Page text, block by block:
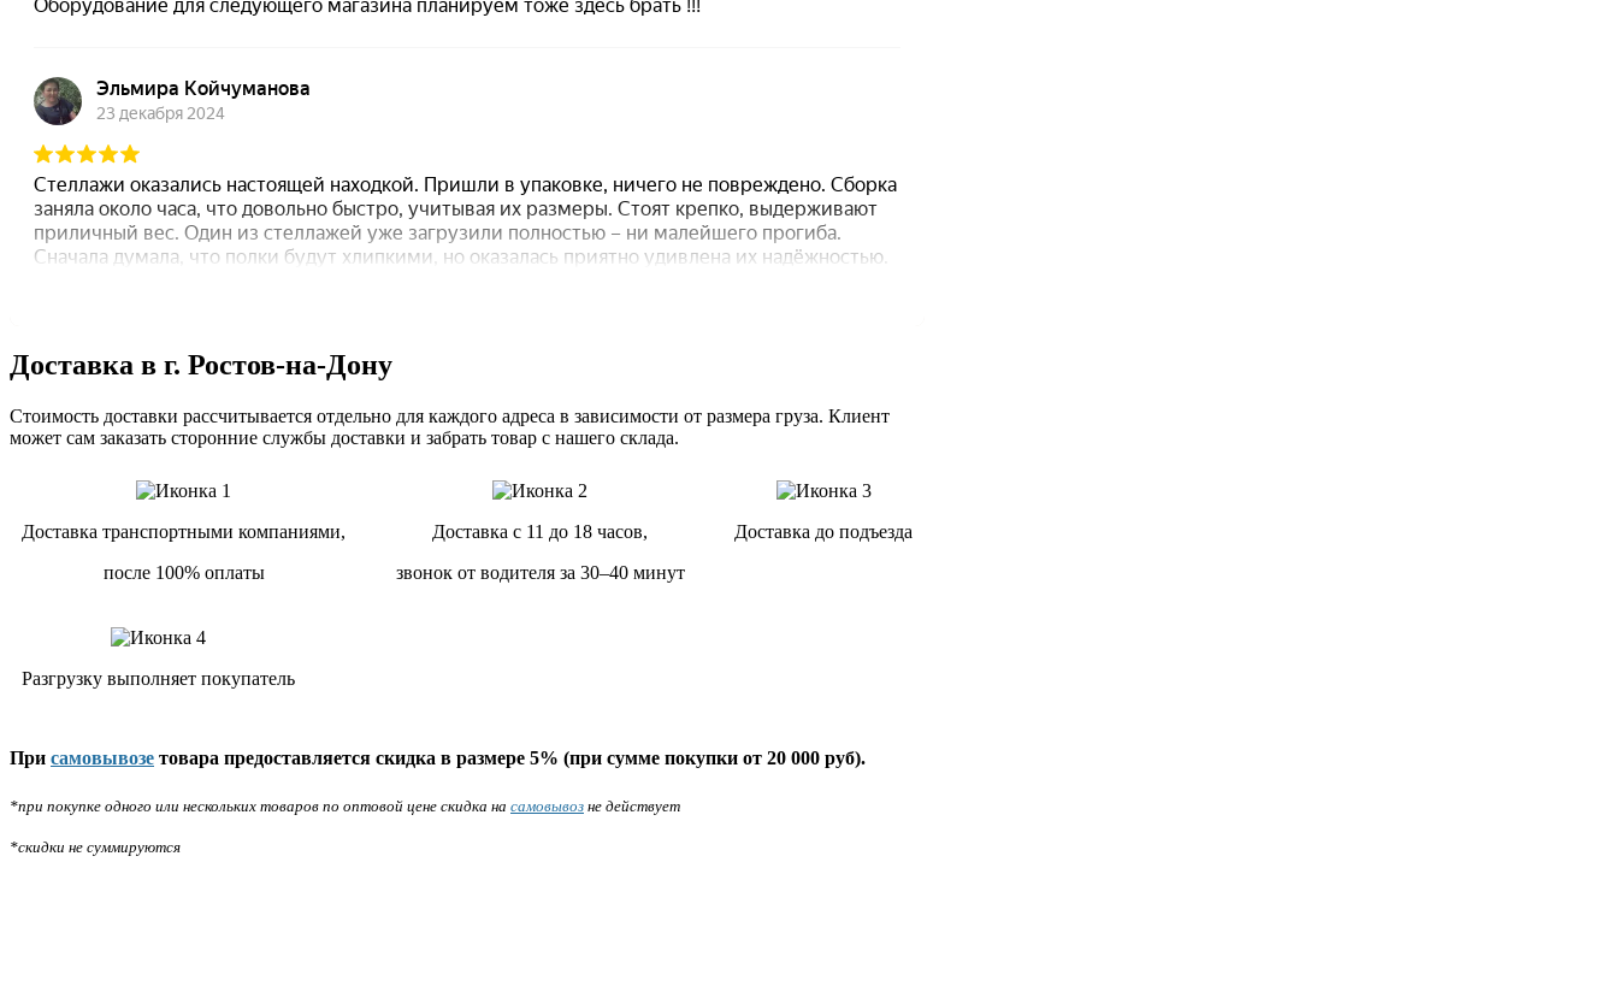
Доставка в г. Ростов-на-Дону
Стоимость доставки рассчитывается отдельно для каждого адреса в зависимости от размера груза. Клиент
может сам заказать сторонние службы доставки и забрать товар с нашего склада.
Доставка транспортными компаниями,
после 100% оплаты
Доставка с 11 до 18 часов,
звонок от водителя за 30–40 минут
Доставка до подъезда
Разгрузку выполняет покупатель
При самовывозе товара предоставляется скидка в размере 5% (при сумме покупки от 20 000 руб).
*при покупке одного или нескольких товаров по оптовой цене скидка на самовывоз не действует
*скидки не суммируются